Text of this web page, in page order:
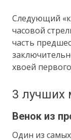
Следующий
часовой
часть
хвоей
3 лучших
Венок из
Один из